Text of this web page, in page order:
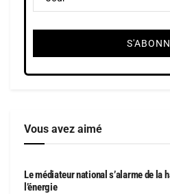
Vous avez aimé
Le médiateur national s’alarme de la
l’énergie